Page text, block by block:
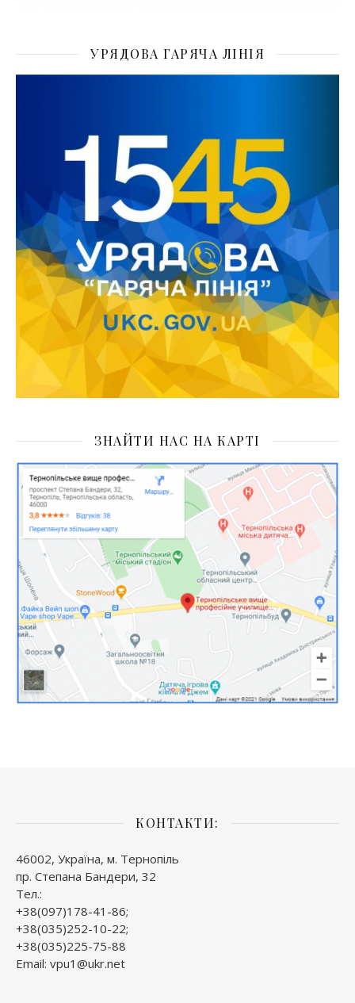
УРЯДОВА ГАРЯЧА ЛІНІЯ
ЗНАЙТИ НАС НА КАРТІ
КОНТАКТИ:
46002, Україна, м. Тернопіль
пр. Степана Бандери, 32
Тел.:
+38(097)178-41-86;
+38(035)252-10-22;
+38(035)225-75-88
Email: vpu1@ukr.net